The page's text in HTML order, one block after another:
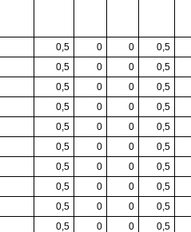
0,5 0 0
0,5
0,5 0 0 0,5
0,5 0 0
0,5
0,5 0 0
0,5
0,5 0 0
0,5
0,5 0 0 0,5
0,5 0 0 0,5
0,5 0 0
0,5
0,5 0 0
0,5
0,5 0 0 0,5